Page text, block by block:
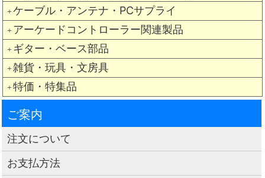
＋ ケーブル・アンテナ・PCサプライ
＋ アーケードコントローラー関連製品
＋ ギター・ベース部品
＋ 雑貨・玩具・文房具
＋ 特価・特集品
ご案内
注文について
お支払方法